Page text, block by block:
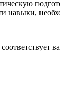
навыки,